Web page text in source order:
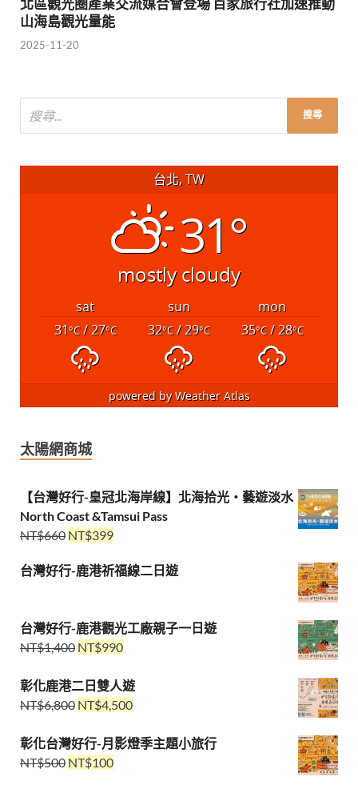
北區觀光圈產業交流媒合會登場 百家旅行社加速推動
山海島觀光量能
2025-11-20
台北, TW
31°
mostly cloudy
sat sun
mon
31°C/ 27°C 32°C/ 29°C 35°C/ 28°C
powered byWeather Atlas
太陽網商城
【台灣好行-皇冠北海岸線】北海拾光・藝遊淡水
North Coast &Tamsui Pass
NT$660 NT$399
台灣好行-鹿港祈福線二日遊
台灣好行-鹿港觀光工廠親子一日遊
NT$1,400 NT$990
彰化鹿港二日雙人遊
NT$6,800 NT$4,500
彰化台灣好行-月影燈季主題小旅行
NT$500 NT$100